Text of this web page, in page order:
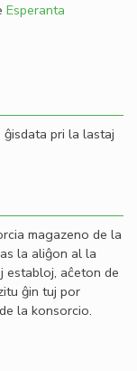
Esperanta
pri la lastaj
magazeno de la
la aliĝon al la
establoj, aĉeton de
ĝin tuj por
la konsorcio.